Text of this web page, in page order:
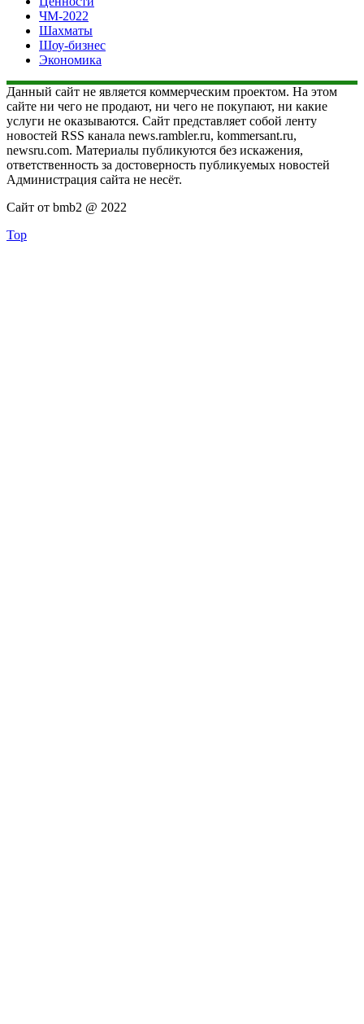
ЧМ-2022
Шахматы
Шоу-бизнес
Экономика
Данный сайт не является коммерческим проектом. На этом
сайте ни чего не продают, ни чего не покупают, ни какие
услуги не оказываются. Сайт представляет собой ленту
новостей RSS канала news.rambler.ru, kommersant.ru,
newsru.com. Материалы публикуются без искажения,
ответственность за достоверность публикуемых новостей
Администрация сайта не несёт.
Сайт от bmb2 @ 2022
Top